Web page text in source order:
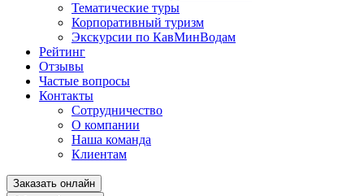
Тематические туры
Корпоративный туризм
Экскурсии по КавМинВодам
Рейтинг
Отзывы
Частые вопросы
Контакты
Сотрудничество
О компании
Наша команда
Клиентам
Заказать онлайн